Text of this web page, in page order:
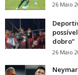
26 Maio
dobro”
26 Maio